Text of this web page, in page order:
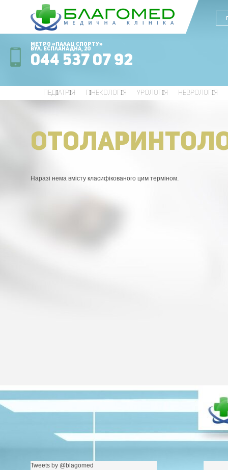
Метро «Палац Спорту»
вул. Еспланадна, 20
044 537 07 92
ПЕДІАТРІЯ ГІНЕКОЛОГІЯ УРОЛОГІЯ НЕВРОЛОГІЯ
Наразі нема вмісту класифікованого цим терміном.
Tweets by @blagomed